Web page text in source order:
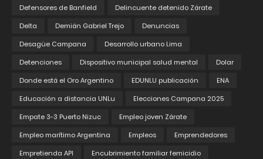
Defensores de Banfield
Delincuente detenido Zárate
Delta
Demián Gabriel Trejo
Denuncias
Desagüe Campana
Desarrollo urbano Lima
Detenciones
Dispositivo municipal salud mental
Dolar
Donde está el Oro Argentino
EDUNLU publicación
ENA
Educación a distancia UNLu
Elecciones Campana 2025
Empate 3-3 Puerto Nizuc
Empleo joven Zárate
Empleo marítimo Argentina
Empleos
Emprendedores
Empretienda API
Encubrimiento familiar femicidio